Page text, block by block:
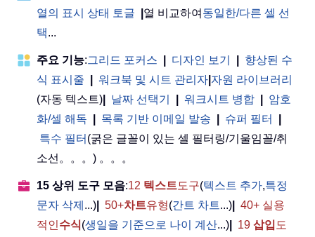
열의 표시 상태 토글
열 비교하여 동일한/다른 셀 선
택...
주요 기능:그리드 포커스 디자인 보기
향상된 수
식 표시줄
워크북 및 시트 관리자 자원 라이브러리
(자동 텍스트)
날짜 선택기 워크시트 병합
암호
화/셀 해독
목록 기반 이메일 발송 슈퍼 필터
특수 필터 (굵은 글꼴이 있는 셀 필터링/기울임꼴/취
소선。。。) 。。。
15 상위 도구 모음:12 텍스트도구(텍스트 추가,특정
문자 삭제 ...) 50+차트유형(간트 차트...)
40+ 실용
적인수식(생일을 기준으로 나이 계산...) 19 삽입 도